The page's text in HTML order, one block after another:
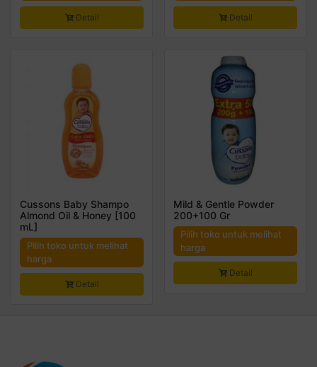
Detail Detail
Cussons Baby Shampo
Almond Oil & Honey [100
mL]
Pilih toko untuk melihat
harga
Detail
Mild & Gentle Powder
200+100 Gr
Pilih toko untuk melihat
harga
Detail